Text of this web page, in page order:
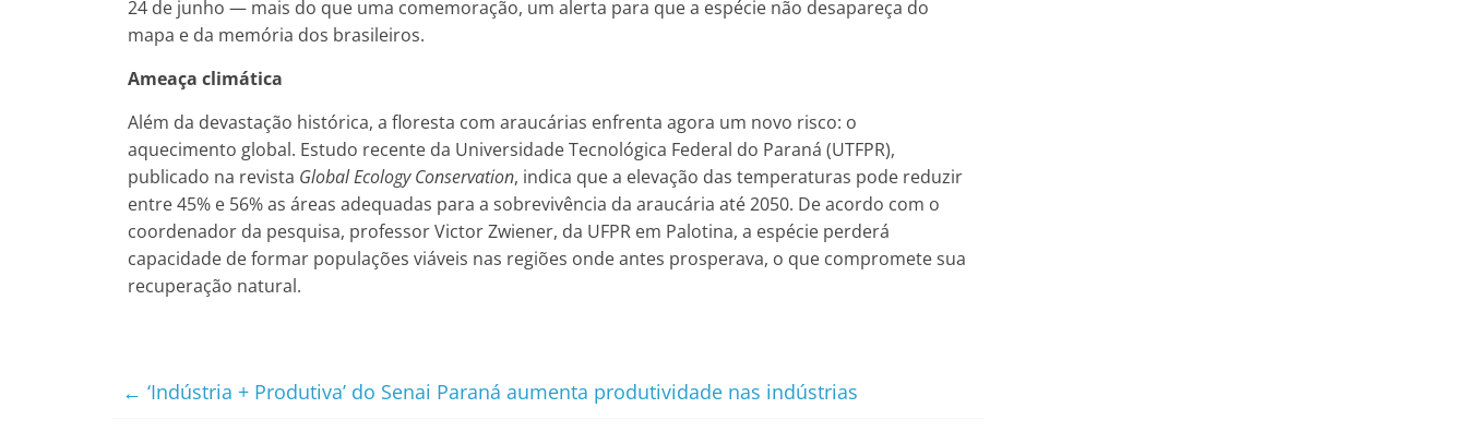
24 de junho — mais do que uma comemoração, um alerta para que a espécie não desapareça do
mapa e da memória dos brasileiros.
Ameaça climática
Além da devastação histórica, a floresta com araucárias enfrenta agora um novo risco: o
aquecimento global. Estudo recente da Universidade Tecnológica Federal do Paraná (UTFPR),
publicado na revista Global Ecology Conservation, indica que a elevação das temperaturas pode reduzir
entre 45% e 56% as áreas adequadas para a sobrevivência da araucária até 2050. De acordo com o
coordenador da pesquisa, professor Victor Zwiener, da UFPR em Palotina, a espécie perderá
capacidade de formar populações viáveis nas regiões onde antes prosperava, o que compromete sua
recuperação natural.
← ‘Indústria + Produtiva’ do Senai Paraná aumenta produtividade nas indústrias